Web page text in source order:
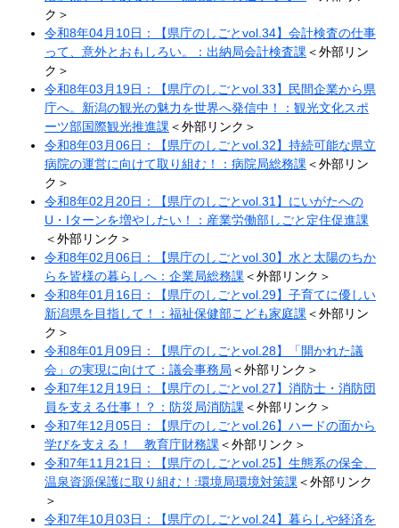
ク＞
令和8年04月10日：【県庁のしごとvol.34】会計検査の仕事
って、意外とおもしろい。：出納局会計検査課 ＜外部リン
ク＞
令和8年03月19日：【県庁のしごとvol.33】民間企業から県
庁へ。新潟の観光の魅力を世界へ発信中！：観光文化スポ
ーツ部国際観光推進課 ＜外部リンク＞
令和8年03月06日：【県庁のしごとvol.32】持続可能な県立
病院の運営に向けて取り組む！：病院局総務課​ ＜外部リン
ク＞
令和8年02月20日：【県庁のしごとvol.31】にいがたへの
U・Iターンを増やしたい！：産業労働部しごと定住促進課
＜外部リンク＞
令和8年02月06日：【県庁のしごとvol.30】水と太陽のちか
らを皆様の暮らしへ：企業局総務課 ＜外部リンク＞
令和8年01月16日：【県庁のしごとvol.29】子育てに優しい
新潟県を目指して！：福祉保健部こども家庭課 ＜外部リン
ク＞
令和8年01月09日：【県庁のしごとvol.28】「開かれた議
会」の実現に向けて：議会事務局 ＜外部リンク＞
令和7年12月19日：【県庁のしごとvol.27】消防士・消防団
員を支える仕事！？：防災局消防課​ ＜外部リンク＞
令和7年12月05日：【県庁のしごとvol.26】ハードの面から
学びを支える！ 教育庁財務課 ＜外部リンク＞
令和7年11月21日：【県庁のしごとvol.25】生態系の保全、
温泉資源保護に取り組む！:環境局環境対策課 ＜外部リンク
＞
令和7年10月03日：【県庁のしごとvol.24】暮らしや経済を